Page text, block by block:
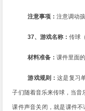
注意事项：注意调动
37、游戏名称：传球（
材料准备：课件里面
游戏规则：这是复习
子们随着音乐来传球，当音
课件声音关闭，就是课件不